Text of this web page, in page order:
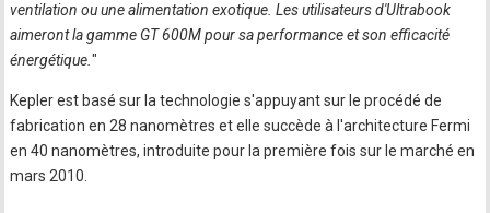
ventilation ou une alimentation exotique. Les utilisateurs d'Ultrabook
aimeront la gamme GT 600M pour sa performance et son efficacité
énergétique."
Kepler est basé sur la technologie s'appuyant sur le procédé de
fabrication en 28 nanomètres et elle succède à l'architecture Fermi
en 40 nanomètres, introduite pour la première fois sur le marché en
mars 2010.